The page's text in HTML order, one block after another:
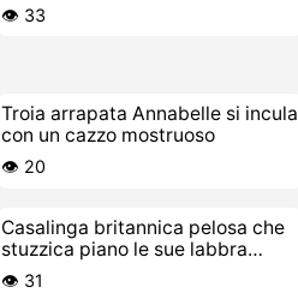
👁️ 33
Troia arrapata Annabelle si incula
con un cazzo mostruoso
👁️ 20
Casalinga britannica pelosa che
stuzzica piano le sue labbra
pelose
👁️ 31